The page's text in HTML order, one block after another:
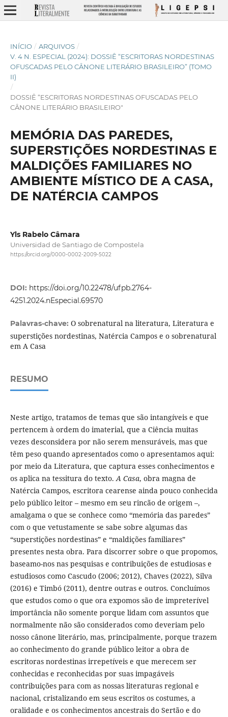
INÍCIO / ARQUIVOS /
V. 4 N. ESPECIAL (2024): DOSSIÊ “ESCRITORAS NORDESTINAS
OFUSCADAS PELO CÂNONE LITERÁRIO BRASILEIRO” (TOMO
II)
/
DOSSIÊ “ESCRITORAS NORDESTINAS OFUSCADAS PELO
CÂNONE LITERÁRIO BRASILEIRO"
MEMÓRIA DAS PAREDES,
SUPERSTIÇÕES NORDESTINAS E
MALDIÇÕES FAMILIARES NO
AMBIENTE MÍSTICO DE A CASA,
DE NATÉRCIA CAMPOS
Yls Rabelo Câmara
Universidad de Santiago de Compostela
https://orcid.org/0000-0002-2009-5022
DOI: https://doi.org/10.22478/ufpb.2764-
4251.2024.nEspecial.69570
Palavras-chave: O sobrenatural na literatura, Literatura e
superstições nordestinas, Natércia Campos e o sobrenatural
em A Casa
RESUMO
Neste artigo, tratamos de temas que são intangíveis e que
pertencem à ordem do imaterial, que a Ciência muitas
vezes desconsidera por não serem mensuráveis, mas que
têm peso quando apresentados como o apresentamos aqui:
por meio da Literatura, que captura esses conhecimentos e
os aplica na tessitura do texto.A Casa, obra magna de
Natércia Campos, escritora cearense ainda pouco conhecida
pelo público leitor – mesmo em seu rincão de origem –,
amalgama o que se conhece como “memória das paredes”
com o que vetustamente se sabe sobre algumas das
“superstições nordestinas” e “maldições familiares”
presentes nesta obra. Para discorrer sobre o que propomos,
baseamo-nos nas pesquisas e contribuições de estudiosas e
estudiosos como Cascudo (2006; 2012), Chaves (2022), Silva
(2016) e Timbó (2011), dentre outras e outros. Concluímos
que estudos como o que ora expomos são de impreterível
importância não somente porque lidam com assuntos que
normalmente não são considerados como deveriam pelo
nosso cânone literário, mas, principalmente, porque trazem
ao conhecimento do grande público leitor a obra de
escritoras nordestinas irrepetíveis e que merecem ser
conhecidas e reconhecidas por suas impagáveis
contribuições para com as nossas literaturas regional e
nacional, cristalizando em seus escritos os costumes, a
oralidade e os conhecimentos ancestrais do Sertão e do